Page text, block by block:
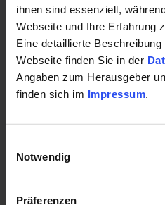
ihnen sind essenziell,
Webseite und Ihre Erfahrung
Eine detaillierte
Webseite finden Sie in der
Angaben zum Herausgeber
finden sich im Impressum.
Notwendig
Präferenzen
Massagen sowie
Hier haben Sie die Möglichkeit
sich unverfälscht spüren zu
Repertoire an
Entspannungsverfahren finden
Urlaub:
Studio Wohlfühlmomente
Lindenstr. 1
83043 Bad Aibling